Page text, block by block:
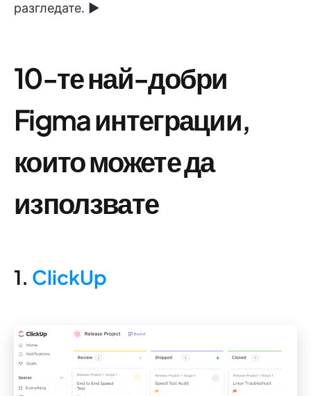
разгледате. ▶️
10-те най-добри
Figma интеграции,
които можете да
използвате
1. ClickUp